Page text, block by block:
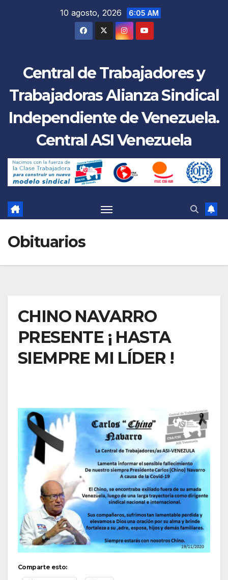
10 agosto, 2026 6:05 AM
Central de Trabajadores y
Trabajadoras Alianza Sindical
Independiente de Venezuela.
Central ASI Venezuela
Obituarios
CHINO NAVARRO
PRESENTE ¡ HASTA
SIEMPRE MI LÍDER !
Comparte esto: